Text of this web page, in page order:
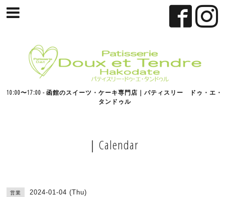
10:00〜17:00 - 函館のスイーツ・ケーキ専門店｜パティスリー ドゥ・エ・
タンドゥル
｜Calendar
営業 2024-01-04 (Thu)